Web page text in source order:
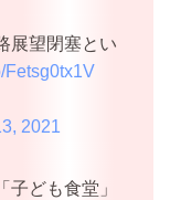
展望閉塞とい
Fetsg0tx1V
2021
ども食堂」